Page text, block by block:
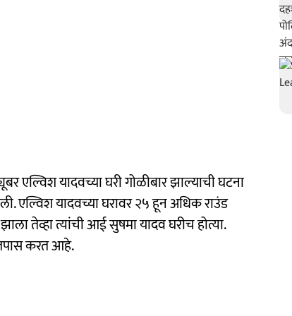
एल्विश यादवच्या घरी गोळीबार झाल्याची घटना
एल्विश यादवच्या घरावर २५ हून अधिक राउंड
तेव्हा त्यांची आई सुषमा यादव घरीच होत्या.
करत आहे.